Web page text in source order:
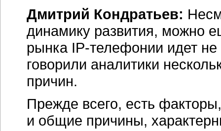
Дмитрий Кондратьев:
динамику развития, можно
рынка IP-телефонии идет
говорили аналитики
причин.
Прежде всего, есть
и общие причины,